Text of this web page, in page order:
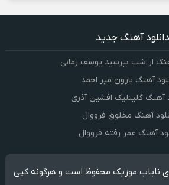
دانلود آهنگ جدید
از شب بپرسید یوسف زمانی
آهنگ بارون میر احمد
آهنگ گلینلیک افشین آذری
آهنگ مخلوق فرووال
آهنگ عمر رفته فرووال
نایاب موزیک محفوظ است و هرگونه کپی